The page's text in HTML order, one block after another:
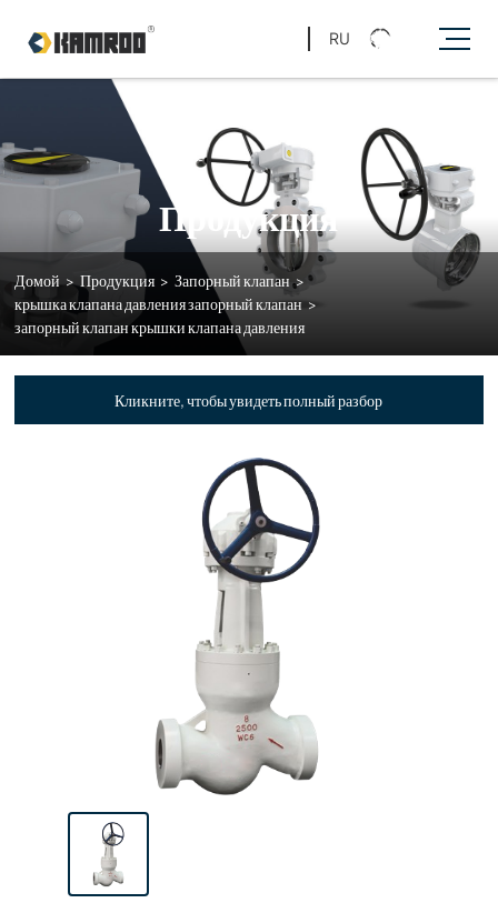
RU
Продукция
Домой > Продукция > Запорный клапан >
крышка клапана давления запорный клапан >
запорный клапан крышки клапана давления
Кликните, чтобы увидеть полный разбор